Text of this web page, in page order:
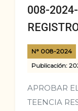
008-
N° 008-2024
Publicación:
APROBAR
TEENCIA